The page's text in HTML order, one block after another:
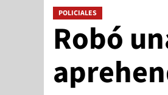
POLICIALES
Robó